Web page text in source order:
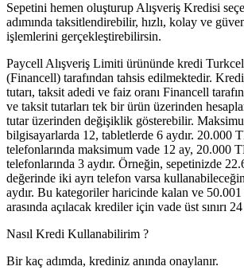
Sepetini hemen oluşturup Alışveriş Kredisi
adımında taksitlendirebilir, hızlı, kolay ve
işlemlerini gerçekleştirebilirsin.
Paycell Alışveriş Limiti ürününde kredi
(Financell) tarafından tahsis edilmektedir.
tutarı, taksit adedi ve faiz oranı Financell
ve taksit tutarları tek bir ürün üzerinden
tutar üzerinden değişiklik gösterebilir.
bilgisayarlarda 12, tabletlerde 6 aydır. 20.000
telefonlarında maksimum vade 12 ay, 20.000
telefonlarında 3 aydır. Örneğin, sepetinizde
değerinde iki ayrı telefon varsa
aydır. Bu kategoriler haricinde kalan ve
arasında açılacak krediler için vade üst sınırı 24
Nasıl Kredi Kullanabilirim ?
Bir kaç adımda, krediniz anında onaylanır.